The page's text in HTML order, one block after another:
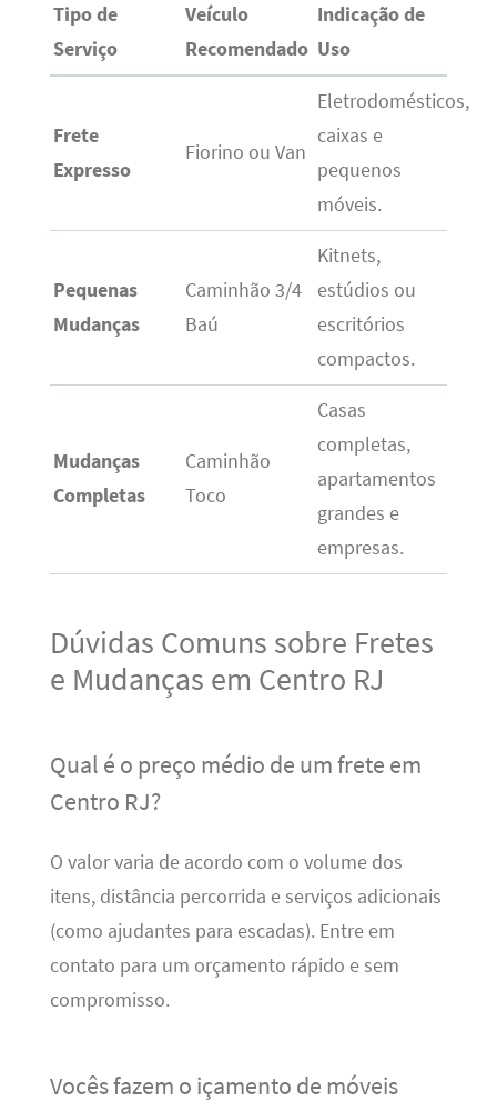
Tipo de
Serviço
Veículo
Recomendado
Indicação de
Uso
Frete
Expresso
Fiorino ou Van
Eletrodomésticos,
caixas e
pequenos
móveis.
Pequenas
Mudanças
Caminhão 3/4
Baú
Kitnets,
estúdios ou
escritórios
compactos.
Mudanças
Completas
Caminhão
Toco
Casas
completas,
apartamentos
grandes e
empresas.
Dúvidas Comuns sobre Fretes
e Mudanças em Centro RJ
Qual é o preço médio de um frete em
Centro RJ?
O valor varia de acordo com o volume dos
itens, distância percorrida e serviços adicionais
(como ajudantes para escadas). Entre em
contato para um orçamento rápido e sem
compromisso.
Vocês fazem o içamento de móveis